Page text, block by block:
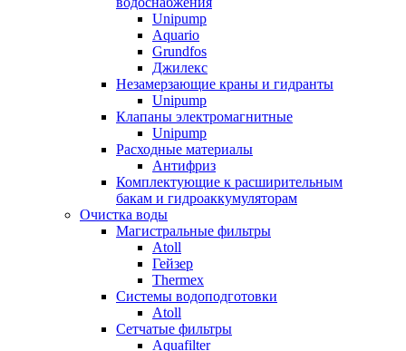
Unipump
Aquario
Grundfos
Джилекс
Незамерзающие краны и гидранты
Unipump
Клапаны электромагнитные
Unipump
Расходные материалы
Антифриз
Комплектующие к расширительным
бакам и гидроаккумуляторам
Очистка воды
Магистральные фильтры
Atoll
Гейзер
Thermex
Системы водоподготовки
Atoll
Сетчатые фильтры
Aquafilter